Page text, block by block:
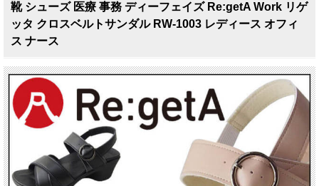
靴 シューズ 医療 事務 ディーフェイズ Re:getA Work リゲ
ッタ クロスベルトサンダル RW-1003 レディース オフィ
ス ナース